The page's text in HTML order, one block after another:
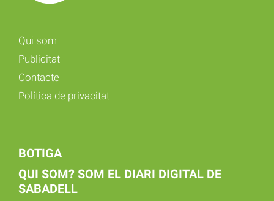
Qui som
Publicitat
Contacte
Política de privacitat
BOTIGA
QUI SOM? SOM EL DIARI DIGITAL DE
SABADELL